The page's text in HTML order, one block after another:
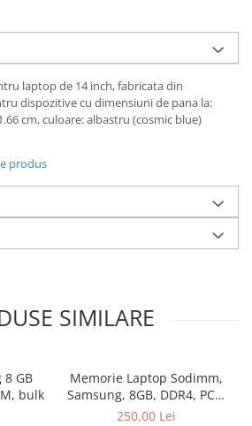
laptop de 14 inch, fabricata din
dispozitive cu dimensiuni de pana la:
cm, culoare: albastru (cosmic blue)
produs
SIMILARE
GB
bulk
Memorie Laptop Sodimm,
Samsung, 8GB, DDR4, PC4-
2400, bulk
250,00 Lei